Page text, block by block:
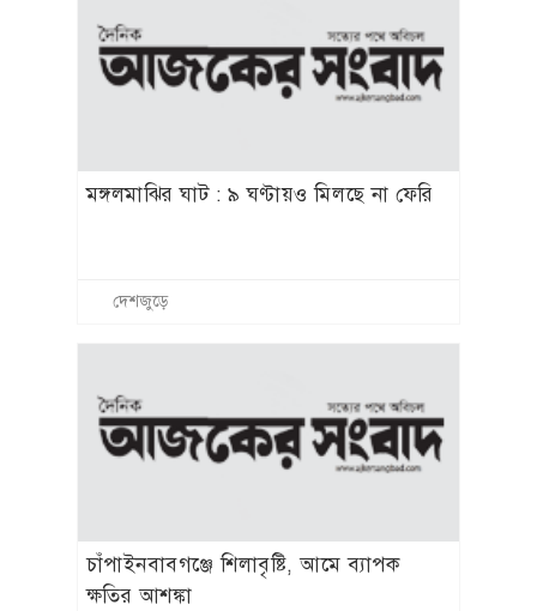
মঙ্গলমাঝির ঘাট : ৯ ঘণ্টায়ও মিলছে না ফেরি
দেশজুড়ে
চাঁপাইনবাবগঞ্জে শিলাবৃষ্টি, আমে ব্যাপক
ক্ষতির আশঙ্কা